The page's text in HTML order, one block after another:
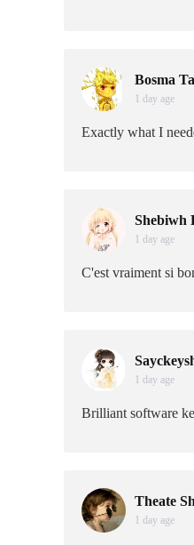
Bosma
1 day age
Exactly what I
Shebiwh
1 day age
C'est vraiment si
1 day age
Brilliant software
Theate
1 day age